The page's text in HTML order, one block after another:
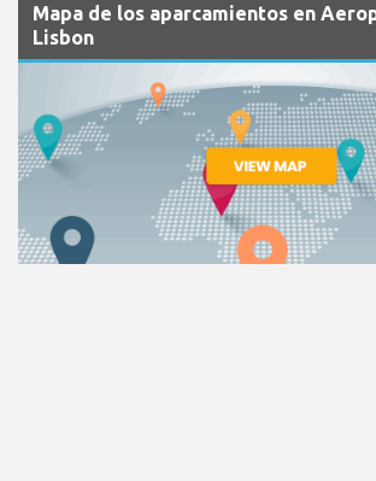
Mapa de los aparcamientos en
Lisbon